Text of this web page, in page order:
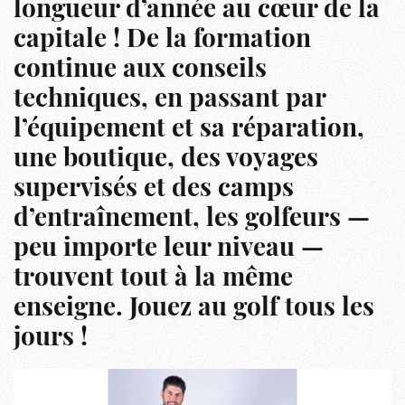
longueur d’année au cœur de la
capitale ! De la formation
continue aux conseils
techniques, en passant par
l’équipement et sa réparation,
une boutique, des voyages
supervisés et des camps
d’entraînement, les golfeurs —
peu importe leur niveau —
trouvent tout à la même
enseigne. Jouez au golf tous les
jours !